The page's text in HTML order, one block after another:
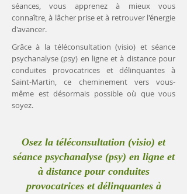
séances, vous apprenez à mieux vous
connaître, à lâcher prise et à retrouver l'énergie
d'avancer.
Grâce à la téléconsultation (visio) et séance
psychanalyse (psy) en ligne et à distance pour
conduites provocatrices et délinquantes à
Saint-Martin, ce cheminement vers vous-
même est désormais possible où que vous
soyez.
Osez la téléconsultation (visio) et
séance psychanalyse (psy) en ligne et
à distance pour conduites
provocatrices et délinquantes à